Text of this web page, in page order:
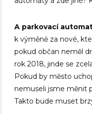
A parkovací
k výměně za nové,
pokud občan neměl
rok 2018, jinde se
Pokud by město
nemuseli jsme měnit
Takto bude muset